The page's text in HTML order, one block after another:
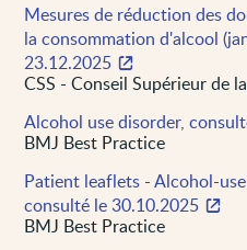
Mesures de réduction des
la consommation d'alcool
23.12.2025
CSS - Conseil Supérieur de
Alcohol use disorder,
BMJ Best Practice
Patient leaflets - Alcohol-
consulté le 30.10.2025
BMJ Best Practice